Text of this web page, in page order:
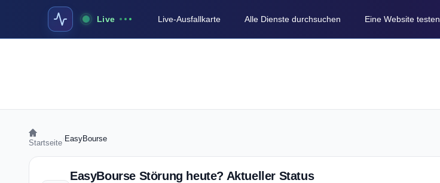
Live Live-Ausfallkarte Alle Dienste durchsuchen Eine Website testen
Startseite EasyBourse
EasyBourse Störung heute? Aktueller Status